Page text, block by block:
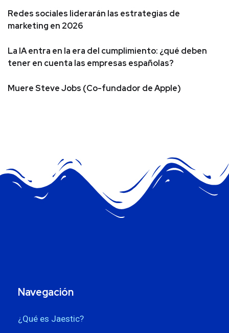
Redes sociales liderarán las estrategias de
marketing en 2026
La IA entra en la era del cumplimiento: ¿qué deben
tener en cuenta las empresas españolas?
Muere Steve Jobs (Co-fundador de Apple)
Navegación
¿Qué es Jaestic?